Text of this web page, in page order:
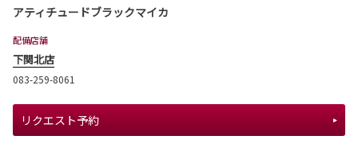
アティチュードブラックマイカ
配備店舗
下関北店
083-259-8061
リクエスト予約